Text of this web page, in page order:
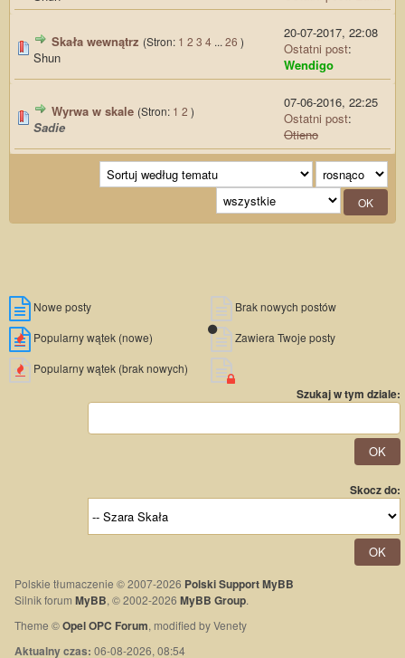
Skała wewnątrz (Stron: 1 2 3 4 ... 26 )
Shun
20-07-2017, 22:08
Ostatni post:
Wendigo
Wyrwa w skale (Stron: 1 2 )
Sadie
07-06-2016, 22:25
Ostatni post:
Otieno
Nowe posty
Popularny wątek (nowe)
Popularny wątek (brak nowych)
Brak nowych postów
Zawiera Twoje posty
Szukaj w tym dziale:
Skocz do:
Polskie tłumaczenie © 2007-2026 Polski Support MyBB
Silnik forum MyBB, © 2002-2026 MyBB Group.
Theme ©Opel OPC Forum, modified by Venety
Aktualny czas: 06-08-2026, 08:54